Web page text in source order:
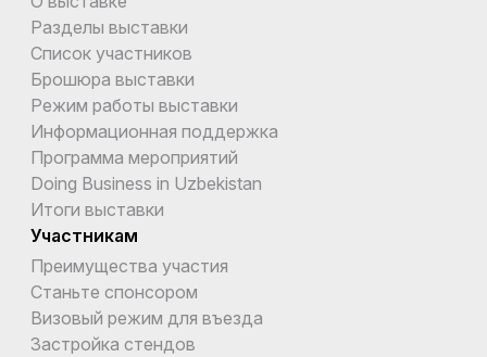
Разделы выставки
Список участников
Брошюра выставки
Режим работы выставки
Информационная поддержка
Программа мероприятий
Doing Business in Uzbekistan
Итоги выставки
Участникам
Преимущества участия
Станьте спонсором
Визовый режим для въезда
Застройка стендов